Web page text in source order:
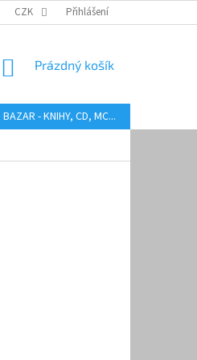
LP AUDIOKAZETY ANEB
CZK Přihlášení
NÁKUPNÍ
Prázdný košík
BAZAR - KNIHY, CD, MC...